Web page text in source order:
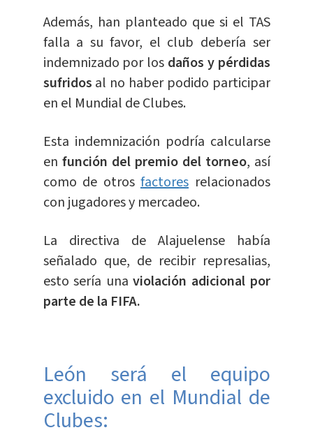
Además, han planteado que si el TAS
falla a su favor, el club debería ser
indemnizado por los daños y pérdidas
sufridos al no haber podido participar
en el Mundial de Clubes.
Esta indemnización podría calcularse
en función del premio del torneo, así
como de otros factores relacionados
con jugadores y mercadeo.
La directiva de Alajuelense había
señalado que, de recibir represalias,
esto sería unaviolación adicional por
parte de la FIFA.
León será el equipo
excluido en el Mundial de
Clubes: